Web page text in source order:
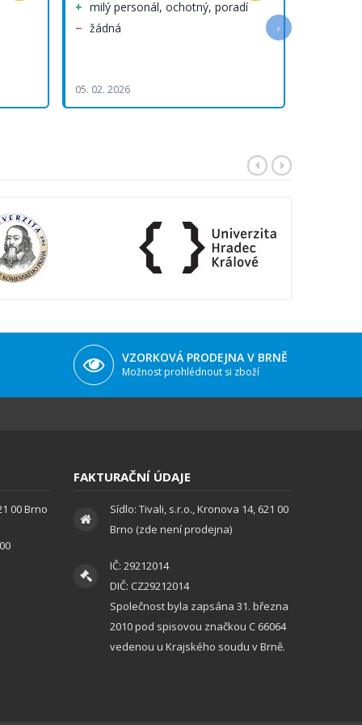
milý personál, ochotný, poradí
žádná
05. 02. 2026
›
VZORKOVÁ PRODEJNA V BRNĚ
Možnost prohlédnout si zboží
00 Brno
FAKTURAČNÍ ÚDAJE
Sídlo: Tivali, s.r.o., Kronova 14, 621 00
Brno (zde není prodejna)
IČ: 29212014
DIČ: CZ29212014
Společnost byla zapsána 31. března
2010 pod spisovou značkou C 66064
vedenou u Krajského soudu v Brně.